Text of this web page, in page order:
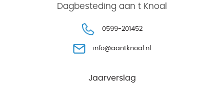
Dagbesteding aan t Knoal
0599-201452
info@aantknoal.nl
Jaarverslag